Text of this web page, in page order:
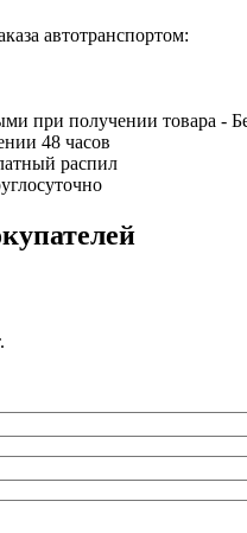
Круг
Поковка
Шестигранник
конструкционный
Фитинги
Фитинги
автотранспортом:
при получении товара -
48 часов
распил